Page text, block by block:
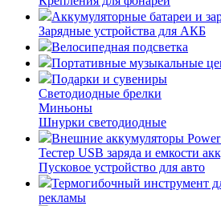
Аккумуляторные батареи и
Зарядные устройства для АКБ
Велосипедная подсветка
Портативные музыкальные
Подарки и сувениры
Светодиодные брелки
Миньоны
Шнурки светодиодные
Внешние аккумуляторы
Тестер USB заряда и емкости
Пусковое устройство для авто
Термогибочный инструмент
рекламы